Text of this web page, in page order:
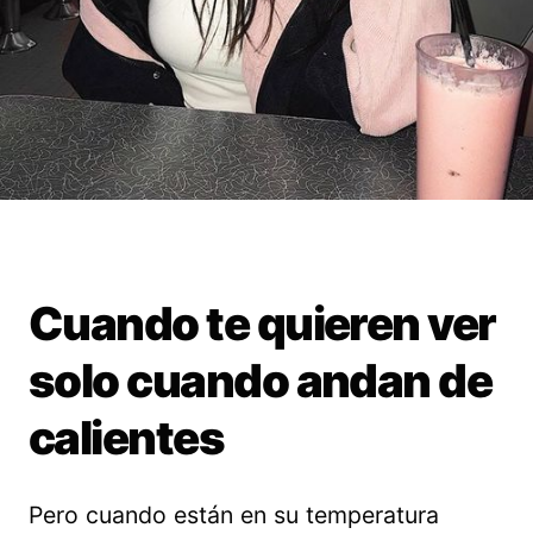
Cuando te quieren ver
solo cuando andan de
calientes
Pero cuando están en su temperatura